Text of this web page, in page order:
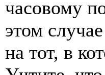
часовому
этом
на тот, в